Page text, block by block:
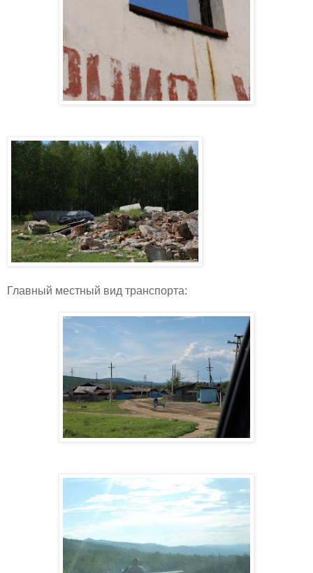
Главный местный вид транспорта: